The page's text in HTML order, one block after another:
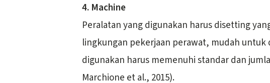
4. Machine
Peralatan yang digunakan harus disetting
lingkungan pekerjaan perawat, mudah untuk
digunakan harus memenuhi standar dan
Marchione et al., 2015).